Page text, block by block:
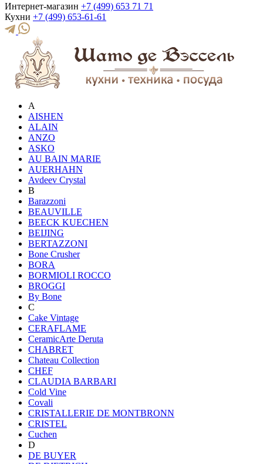
Интернет-магазин +7 (499) 653 71 71
Кухни +7 (499) 653-61-61
A
AISHEN
ALAIN
ANZO
ASKO
AU BAIN MARIE
AUERHAHN
Avdeev Crystal
B
Barazzoni
BEAUVILLE
BEECK KUECHEN
BEIJING
BERTAZZONI
Bone Crusher
BORA
BORMIOLI ROCCO
BROGGI
By Bone
C
Cake Vintage
CERAFLAME
CeramicArte Deruta
CHABRET
Chateau Collection
CHEF
CLAUDIA BARBARI
Cold Vine
Covali
CRISTALLERIE DE MONTBRONN
CRISTEL
Cuchen
D
DE BUYER